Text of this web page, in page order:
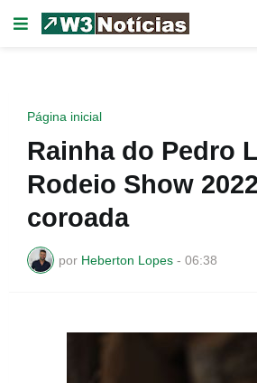
Página inicial
Rainha do Pedro
Rodeio Show
coroada
por Heberton Lopes - 06:38